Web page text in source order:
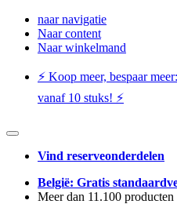
naar navigatie
Naar content
Naar winkelmand
⚡️ Koop meer, bespaar
vanaf 10 stuks! ⚡️
Vind reserveonderdelen
België: Gratis
Meer dan 11.100 producten